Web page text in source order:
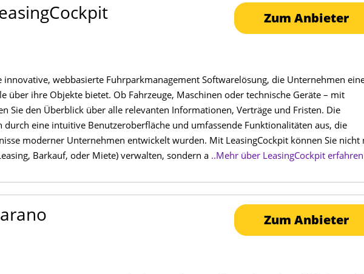
Zum Anbieter
innovative, webbasierte Fuhrparkmanagement Softwarelösung, die Unternehmen
über ihre Objekte bietet. Ob Fahrzeuge, Maschinen oder technische Geräte – mit
Sie den Überblick über alle relevanten Informationen, Verträge und Fristen. Die
durch eine intuitive Benutzeroberfläche und umfassende Funktionalitäten aus, die
moderner Unternehmen entwickelt wurden. Mit LeasingCockpit können Sie nicht
Barkauf, oder Miete) verwalten, sondern a ..Mehr über LeasingCockpit erfahren
Zum Anbieter